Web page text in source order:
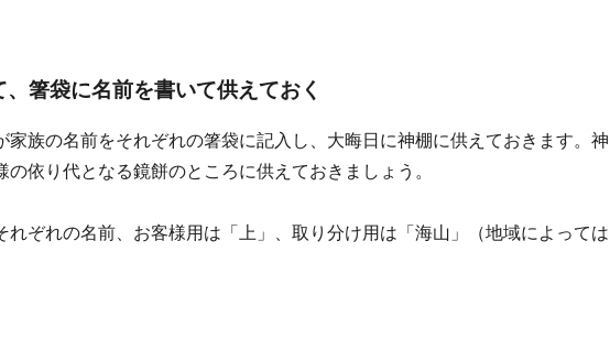
箸袋に名前を書いて供えておく
家族の名前をそれぞれの箸袋に記入し、大晦日に神棚に供えておきます。神
依り代となる鏡餅のところに供えておきましょう。
れぞれの名前、お客様用は「上」、取り分け用は「海山」（地域によっては